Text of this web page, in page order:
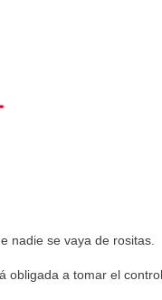
nadie se vaya de rositas.
obligada a tomar el